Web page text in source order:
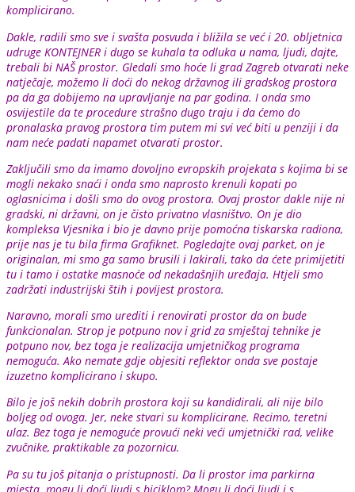
komplicirano.
Dakle, radili smo sve i svašta posvuda i bližila se već i 20. obljetnica
udruge KONTEJNER i dugo se kuhala ta odluka u nama, ljudi, dajte,
trebali bi NAŠ prostor. Gledali smo hoće li grad Zagreb otvarati neke
natječaje, možemo li doći do nekog državnog ili gradskog prostora
pa da ga dobijemo na upravljanje na par godina. I onda smo
osvijestile da te procedure strašno dugo traju i da ćemo do
pronalaska pravog prostora tim putem mi svi već biti u penziji i da
nam neće padati napamet otvarati prostor.
Zaključili smo da imamo dovoljno evropskih projekata s kojima bi se
mogli nekako snaći i onda smo naprosto krenuli kopati po
oglasnicima i došli smo do ovog prostora. Ovaj prostor dakle nije ni
gradski, ni državni, on je čisto privatno vlasništvo. On je dio
kompleksa Vjesnika i bio je davno prije pomoćna tiskarska radiona,
prije nas je tu bila firma Grafiknet. Pogledajte ovaj parket, on je
originalan, mi smo ga samo brusili i lakirali, tako da ćete primijetiti
tu i tamo i ostatke masnoće od nekadašnjih uređaja. Htjeli smo
zadržati industrijski štih i povijest prostora.
Naravno, morali smo urediti i renovirati prostor da on bude
funkcionalan. Strop je potpuno nov i grid za smještaj tehnike je
potpuno nov, bez toga je realizacija umjetničkog programa
nemoguća. Ako nemate gdje objesiti reflektor onda sve postaje
izuzetno komplicirano i skupo.
Bilo je još nekih dobrih prostora koji su kandidirali, ali nije bilo
boljeg od ovoga. Jer, neke stvari su komplicirane. Recimo, teretni
ulaz. Bez toga je nemoguće provući neki veći umjetnički rad, velike
zvučnike, praktikable za pozornicu.
Pa su tu još pitanja o pristupnosti. Da li prostor ima parkirna
mjesta. mogu li doći ljudi s biciklom? Mogu li doći ljudi i s